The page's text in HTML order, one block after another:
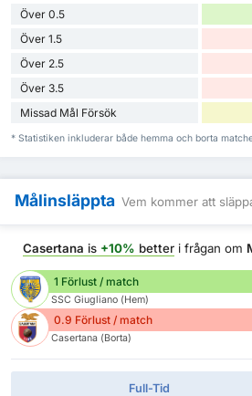
Över 0.5
Över 1.5
Över 2.5
Över 3.5
Missad Mål Försök
* Statistiken inkluderar både hemma och borta
Målinsläppta Vem kommer att
Casertana is +10% better i frågan om
1 Förlust / match
SSC Giugliano (Hem)
0.9 Förlust / match
Casertana (Borta)
Full-Tid